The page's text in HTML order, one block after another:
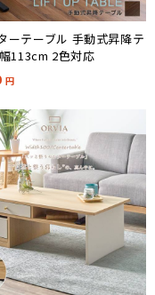
ーテーブル 手動式昇降テ
113cm 2色対応
円